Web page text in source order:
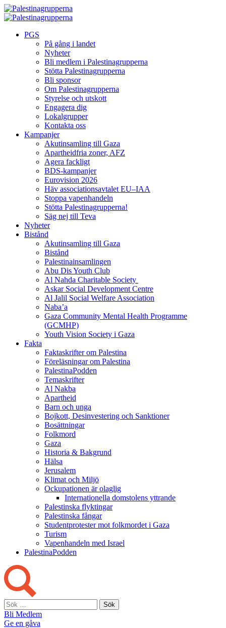
Skip
to
PGS
På gång i landet
Nyheter
Bli medlem i Palestinagrupperna
Stötta Palestinagrupperna
Bli sponsor
Om Palestinagrupperna
Styrelse och utskott
Engagera dig
Lokalgrupper
Kontakta oss
Kampanjer
Akutinsamling till Gaza
Apartheidfria zoner, AFZ
Agera fackligt
BDS-kampanjer
Eurovision 2026
Häv associationsavtalet EU–IAA
Stoppa vapenhandeln
Stötta Palestinagrupperna!
Säg nej till Teva
Nyheter
Bistånd
Akutinsamling till Gaza
Bistånd
Palestinainsamlingen
Abu Dis Youth Club
Al Nahda Charitable Society
Askar Social Development Centre
Al Jalil Social Welfare Association
Naba’a
Gaza Community Mental Health Programme
(GCMHP)
Youth Vision Society i Gaza
Fakta
Faktaskrifter om Palestina
Föreläsningar om Palestina
PalestinaPodden
Temaskrifter
Al Nakba
Apartheid
Barn och unga
Bojkott, Desinvestering och Sanktioner
Bosättningar
Folkmord
Gaza
Historia & Bakgrund
Hälsa
Jerusalem
Klimat och Miljö
Ockupationen är olaglig
Internationella domstolens yttrande
Palestinska flyktingar
Palestinska fångar
Studentprotester mot folkmordet i Gaza
Turism
Vapenhandeln med Israel
PalestinaPodden
Sök
efter:
Bli Medlem
Ge en gåva